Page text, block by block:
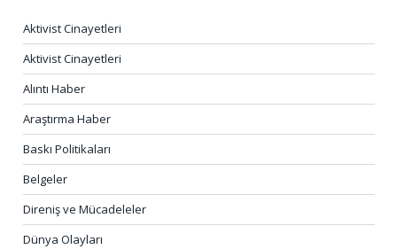
Aktivist Cinayetleri
Aktivist Cinayetleri
Alıntı Haber
Araştırma Haber
Baskı Politikaları
Belgeler
Direniş ve Mücadeleler
Dünya Olayları